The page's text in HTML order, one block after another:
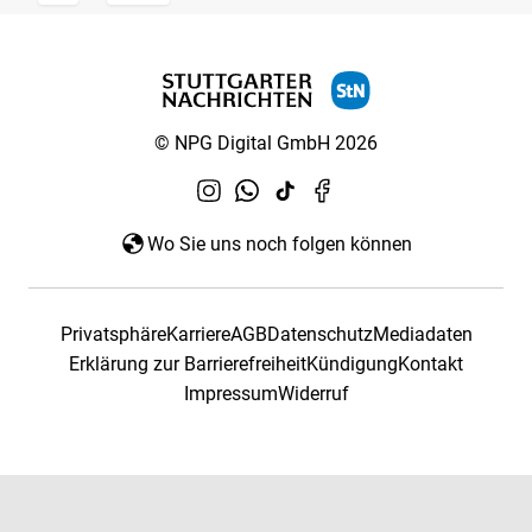
© NPG Digital GmbH 2026
Wo Sie uns noch folgen können
PrivatsphäreKarriereAGBDatenschutzMediadaten
Erklärung zur BarrierefreiheitKündigungKontakt
ImpressumWiderruf